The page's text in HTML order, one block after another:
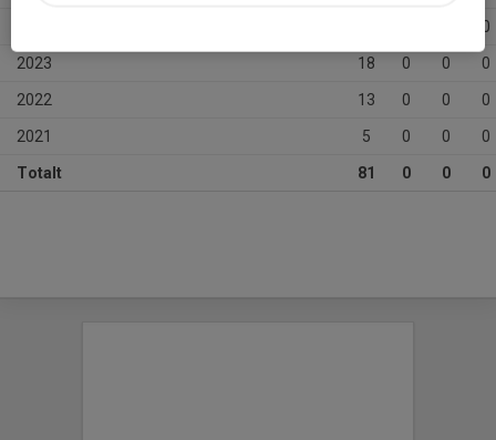
0
2023 18 0 0 0
2022 13 0 0 0
2021 5 0 0 0
Totalt 81 0 0 0